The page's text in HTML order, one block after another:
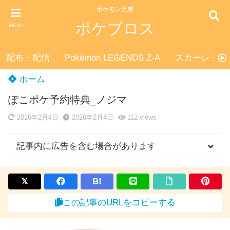
MENU
ポケモン兄弟
ポケブロス
配布・配信 Pokémon LEGENDS Z-A スカーレッ
ホーム
ぽこポケ予約特典_ノジマ
2026年2月4日 2026年2月4日 112views
記事内に広告を含む場合があります
B!
この記事のURLをコピーする